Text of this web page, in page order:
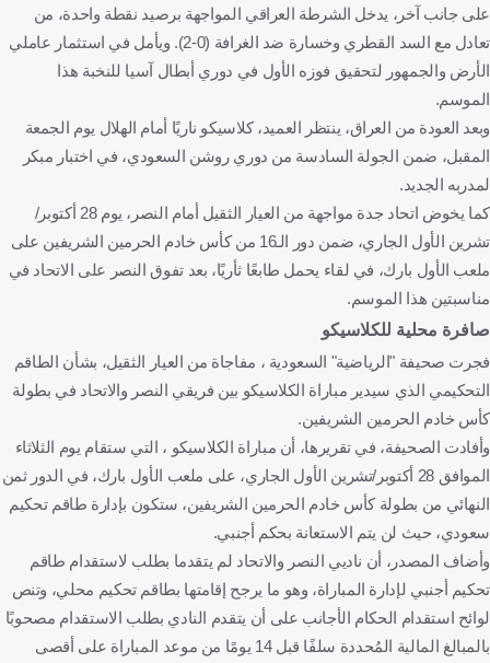
على جانب آخر، يدخل الشرطة العراقي المواجهة برصيد نقطة واحدة، من
تعادل مع السد القطري وخسارة ضد الغرافة (0-2). ويأمل في استثمار عاملي
الأرض والجمهور لتحقيق فوزه الأول في دوري أبطال آسيا للنخبة هذا
الموسم.
وبعد العودة من العراق، ينتظر العميد، كلاسيكو ناريًا أمام الهلال يوم الجمعة
المقبل، ضمن الجولة السادسة من دوري روشن السعودي، في اختبار مبكر
لمدربه الجديد.
كما يخوض اتحاد جدة مواجهة من العيار الثقيل أمام النصر، يوم 28 أكتوبر/
تشرين الأول الجاري، ضمن دور الـ16 من كأس خادم الحرمين الشريفين على
ملعب الأول بارك، في لقاء يحمل طابعًا ثأريًا، بعد تفوق النصر على الاتحاد في
مناسبتين هذا الموسم.
صافرة محلية للكلاسيكو
فجرت صحيفة "الرياضية" السعودية ، مفاجاة من العيار الثقيل، بشأن الطاقم
التحكيمي الذي سيدير مباراة الكلاسيكو بين فريقي النصر والاتحاد في بطولة
كأس خادم الحرمين الشريفين.
وأفادت الصحيفة، في تقريرها، أن مباراة الكلاسيكو ، التي ستقام يوم الثلاثاء
الموافق 28 أكتوبر/تشرين الأول الجاري، على ملعب الأول بارك، في الدور ثمن
النهائي من بطولة كأس خادم الحرمين الشريفين، ستكون بإدارة طاقم تحكيم
سعودي، حيث لن يتم الاستعانة بحكم أجنبي.
وأضاف المصدر، أن ناديي النصر والاتحاد لم يتقدما بطلب لاستقدام طاقم
تحكيم أجنبي لإدارة المباراة، وهو ما يرجح إقامتها بطاقم تحكيم محلي، وتنص
لوائح استقدام الحكام الأجانب على أن يتقدم النادي بطلب الاستقدام مصحوبًا
بالمبالغ المالية المُحددة سلفًا قبل 14 يومًا من موعد المباراة على أقصى